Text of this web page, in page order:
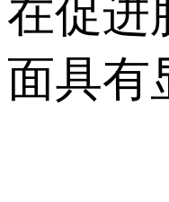
在促进
面具有